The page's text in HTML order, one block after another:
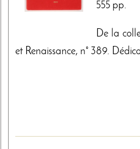
555 pp.
De la
et Renaissance, n° 389.